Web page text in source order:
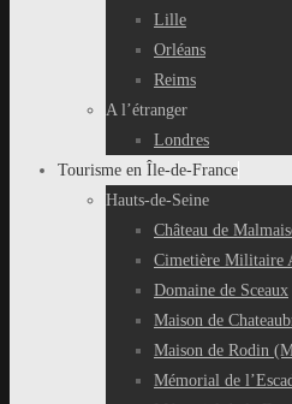
Lille
Orléans
Reims
A l’étranger
Londres
Tourisme en Île-de-France
Hauts-de-Seine
Château de
Cimetière Militaire
Domaine de Sceaux
Maison de
Maison de Rodin
Mémorial de